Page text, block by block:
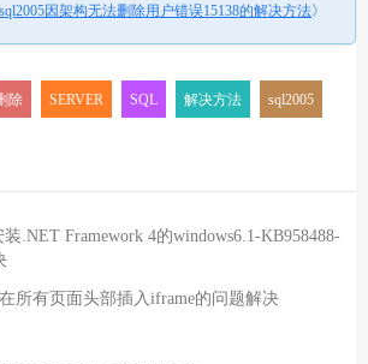
sql2005因架构无法删除用户错误15138的解决方法》
除 SERVER SQL 解决方法 sql2005
装.NET Framework 4的windows6.1-KB958488-
所有页面头部插入iframe的问题解决